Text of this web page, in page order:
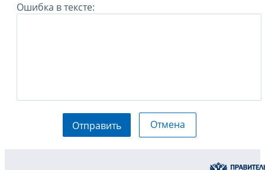
Ошибка в тексте:
Отправить Отмена